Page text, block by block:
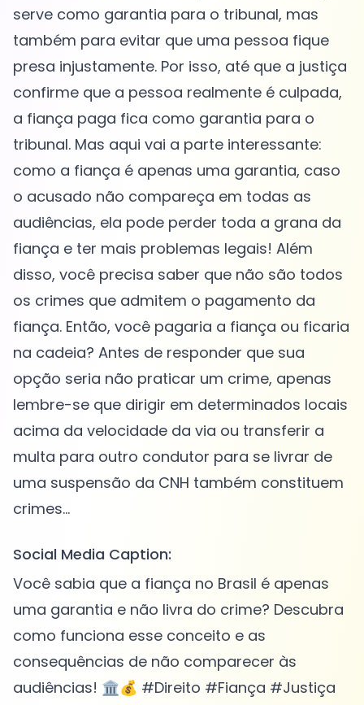
serve como garantia para o tribunal, mas
também para evitar que uma pessoa fique
presa injustamente. Por isso, até que a justiça
confirme que a pessoa realmente é culpada,
a fiança paga fica como garantia para o
tribunal. Mas aqui vai a parte interessante:
como a fiança é apenas uma garantia, caso
o acusado não compareça em todas as
audiências, ela pode perder toda a grana da
fiança e ter mais problemas legais! Além
disso, você precisa saber que não são todos
os crimes que admitem o pagamento da
fiança. Então, você pagaria a fiança ou ficaria
na cadeia? Antes de responder que sua
opção seria não praticar um crime, apenas
lembre-se que dirigir em determinados locais
acima da velocidade da via ou transferir a
multa para outro condutor para se livrar de
uma suspensão da CNH também constituem
Social Media Caption:
Você sabia que a fiança no Brasil é apenas
uma garantia e não livra do crime? Descubra
como funciona esse conceito e as
consequências de não comparecer às
audiências! 🏛️💰 #Direito #Fiança #Justiça